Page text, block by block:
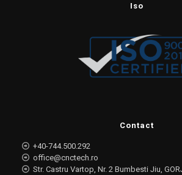
Iso
Contact
+40-744.500.292
office@cnctech.ro
Str. Castru Vartop, Nr. 2 Bumbesti Jiu,